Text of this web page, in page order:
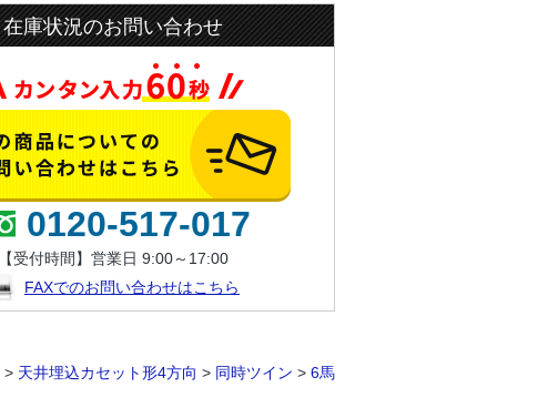
在庫状況のお問い合わせ
0120-517-017
【受付時間】営業日 9:00～17:00
FAXでのお問い合わせはこちら
> 天井埋込カセット形4方向 > 同時ツイン > 6馬